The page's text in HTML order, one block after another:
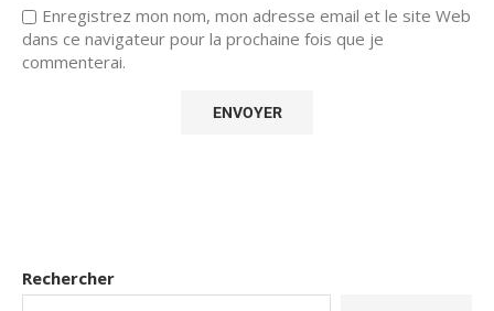
Enregistrez mon nom, mon adresse email et le site Web
dans ce navigateur pour la prochaine fois que je
commenterai.
Rechercher